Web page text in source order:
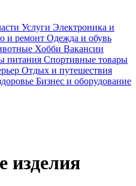
Услуги Электроника и
и ремонт Одежда и обувь
Хобби Вакансии
питания Спортивные товары
Отдых и путешествия
Бизнес и оборудование
изделия